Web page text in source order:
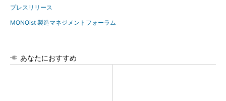
プレスリリース
MONOist 製造マネジメントフォーラム
あなたにおすすめ